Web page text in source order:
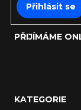
Přihlásit se
PŘIJÍMÁME
KATEGORIE